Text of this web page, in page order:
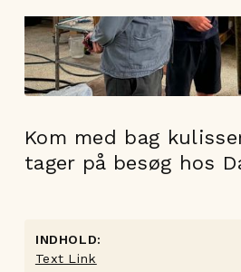
Kom med bag
tager på besøg hos
INDHOLD:
Text Link